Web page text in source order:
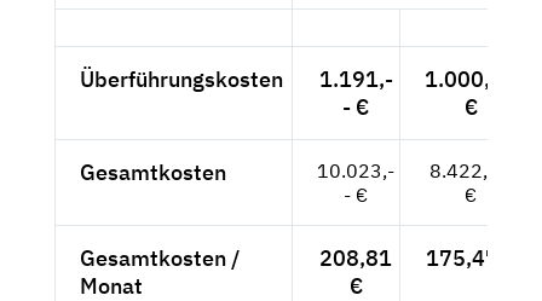
Überführungskosten
1.191,-
- €
1.000,84
€
Gesamtkosten
10.023,-
- €
8.422,69
€
Gesamtkosten /
Monat
208,81
€
175,47 €